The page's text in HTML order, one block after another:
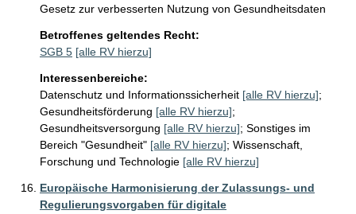
Gesetz zur verbesserten Nutzung von Gesundheitsdaten
Betroffenes geltendes Recht:
SGB 5 [alle RV hierzu]
Interessenbereiche:
Datenschutz und Informationssicherheit [alle RV hierzu];
Gesundheitsförderung [alle RV hierzu];
Gesundheitsversorgung [alle RV hierzu]; Sonstiges im
Bereich "Gesundheit" [alle RV hierzu]; Wissenschaft,
Forschung und Technologie [alle RV hierzu]
Europäische Harmonisierung der Zulassungs- und
Regulierungsvorgaben für digitale